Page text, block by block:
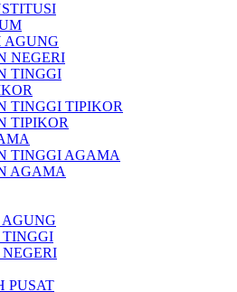
NEGERI
TINGGI
TINGGI TIPIKOR
TIPIKOR
TINGGI AGAMA
AGAMA
PUSAT